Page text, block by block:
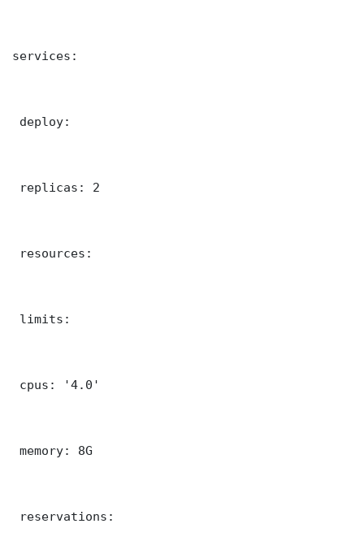
services:
deploy:
replicas: 2
resources:
limits:
cpus: '4.0'
memory: 8G
reservations: